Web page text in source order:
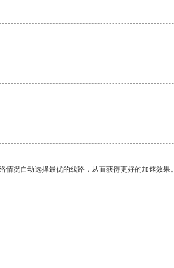
况自动选择最优的线路，从而获得更好的加速效果。